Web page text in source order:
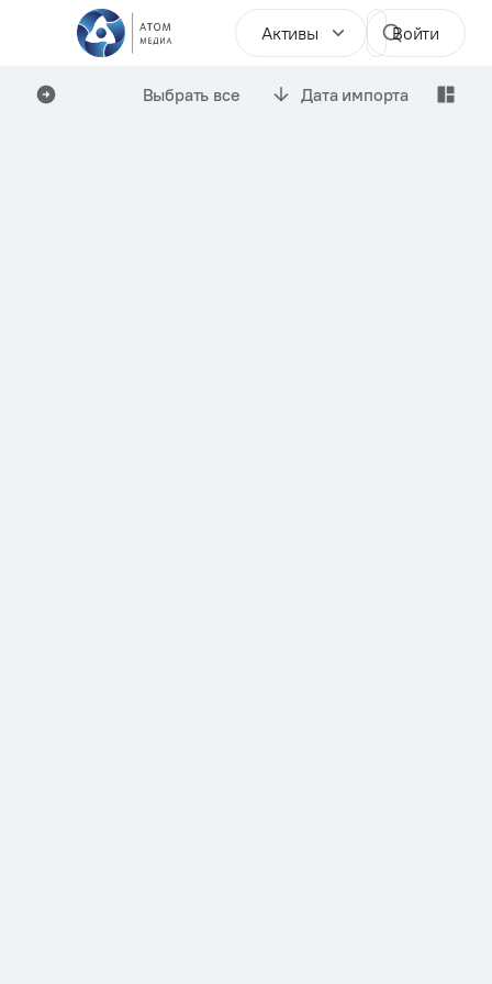
Активы Войти
Выбрать все Дата импорта